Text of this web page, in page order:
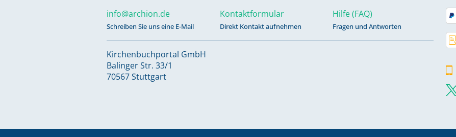
info@archion.de
Schreiben Sie uns eine E-Mail
Kontaktformular
Direkt Kontakt aufnehmen
Hilfe (FAQ)
Fragen und Antworten
Kirchenbuchportal GmbH
Balinger Str. 33/1
70567 Stuttgart